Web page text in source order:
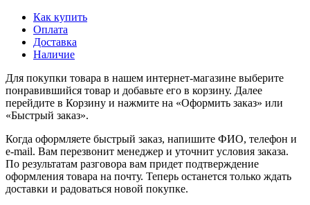
Как купить
Оплата
Доставка
Наличие
Для покупки товара в нашем интернет-магазине выберите
понравившийся товар и добавьте его в корзину. Далее
перейдите в Корзину и нажмите на «Оформить заказ» или
«Быстрый заказ».
Когда оформляете быстрый заказ, напишите ФИО, телефон и
e-mail. Вам перезвонит менеджер и уточнит условия заказа.
По результатам разговора вам придет подтверждение
оформления товара на почту. Теперь останется только ждать
доставки и радоваться новой покупке.